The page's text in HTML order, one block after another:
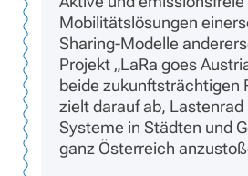
Mobilitätslösungen
Sharing-Modelle
Projekt „LaRa goes
beide zukunftsträchtigen
zielt darauf ab, Lastenrad
Systeme in Städten und
ganz Österreich